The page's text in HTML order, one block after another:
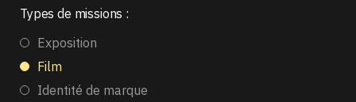
Types de missions :
Exposition
Film
Identité de marque